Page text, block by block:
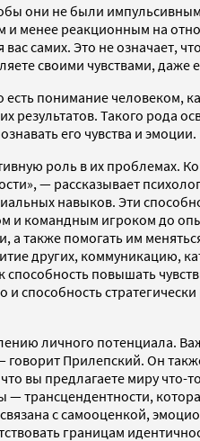
они не были
и менее реакционным на
самих. Это не означает,
своими чувствами, даже
понимание человеком,
Такого рода
его чувства и эмоции.
роль в их проблемах.
— рассказывает
навыков. Эти
и командным игроком до
а также помогать им
других, коммуникацию,
повышать
способность
личного потенциала.
говорит Прилепский. Он
вы предлагаете миру что-
трансцендентности,
с самооценкой,
границам